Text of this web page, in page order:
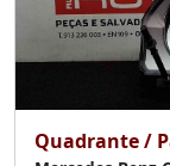
Quadrante /